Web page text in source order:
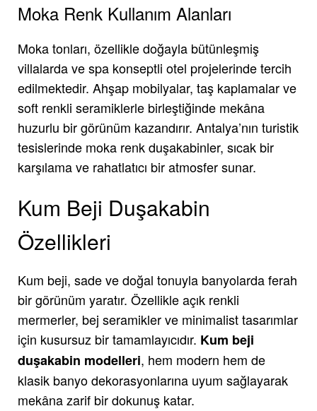
Moka Renk Kullanım Alanları
Moka tonları, özellikle doğayla bütünleşmiş
villalarda ve spa konseptli otel projelerinde tercih
edilmektedir. Ahşap mobilyalar, taş kaplamalar ve
soft renkli seramiklerle birleştiğinde mekâna
huzurlu bir görünüm kazandırır. Antalya’nın turistik
tesislerinde moka renk duşakabinler, sıcak bir
karşılama ve rahatlatıcı bir atmosfer sunar.
Kum Beji Duşakabin
Özellikleri
Kum beji, sade ve doğal tonuyla banyolarda ferah
bir görünüm yaratır. Özellikle açık renkli
mermerler, bej seramikler ve minimalist tasarımlar
için kusursuz bir tamamlayıcıdır. Kum beji
duşakabin modelleri, hem modern hem de
klasik banyo dekorasyonlarına uyum sağlayarak
mekâna zarif bir dokunuş katar.